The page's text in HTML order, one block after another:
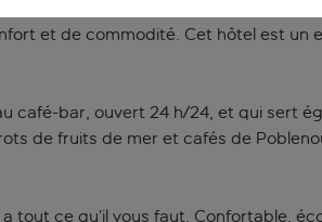
séjour. Les chambres sont
et de commodité. Cet hôtel est un
bar, ouvert 24 h/24, et qui sert
de fruits de mer et cafés de
ce qu’il vous faut. Confortable,